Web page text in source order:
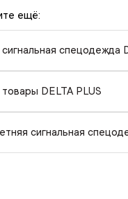
ещё:
спецодежда
DELTA PLUS
сигнальная